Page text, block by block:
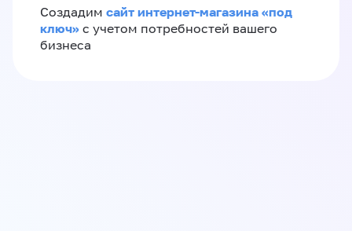
Создадим сайт интернет-магазина «под
ключ» с учетом потребностей вашего
бизнеса